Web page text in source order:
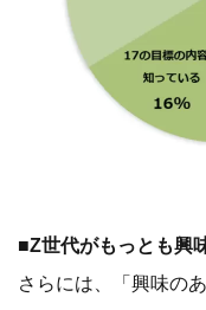
■Z世代がもっとも興
さらには、「興味の